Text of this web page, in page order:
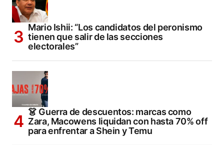
Mario Ishii: “Los candidatos del peronismo
tienen que salir de las secciones
electorales”
👗 Guerra de descuentos: marcas como
Zara, Macowens liquidan con hasta 70% off
para enfrentar a Shein y Temu